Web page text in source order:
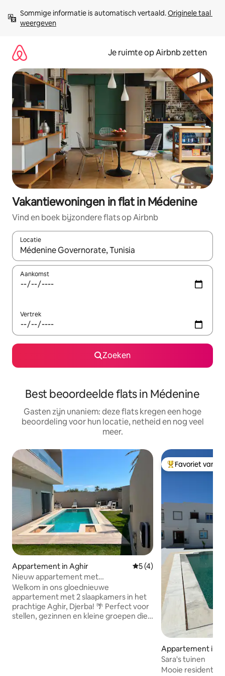
direct
naar
Sommige informatie is automatisch vertaald. Originele taal
weergeven
Je ruimte op Airbnb zetten
Vakantiewoningen in flat in Médenine
Vind en boek bijzondere flats op Airbnb
Locatie
Wanneer er suggesties beschikbaar zijn, maak je een keuze
Aankomst
Vertrek
Zoeken
Best beoordeelde flats in Médenine
Gasten zijn unaniem: deze flats kregen een hoge
beoordeling voor hun locatie, netheid en nog veel
meer.
Appartement in Aghir Gemiddelde beoordeling
5 (4)
Nieuw appartement met
privézwembad! Strand op 10 minuten
lopen
Welkom in ons gloednieuwe
appartement met 2 slaapkamers in het
prachtige Aghir, Djerba! 🌴 Perfect voor
stellen, gezinnen en kleine groepen die
Topfavoriet van
Favoriet van
Appartement in
Sara's tuinen
Mooie residentie